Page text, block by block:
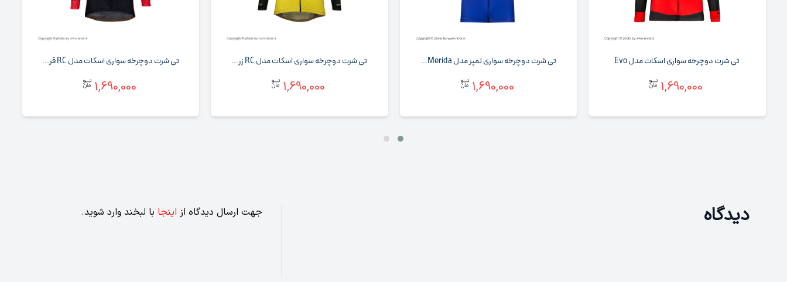
تی شرت دوچرخه سواری اسکات مدل Evo
1,690,000
تی شرت دوچرخه سواری لمپر مدل Merida...
1,690,000
تی شرت دوچرخه سواری اسکات مدل RC زر...
1,690,000
تی شرت دوچرخه سواری اسکات مدل RC قر...
1,690,000
دیدگاه جهت ارسال دیدگاه از اینجا با لبخند وارد شوید.